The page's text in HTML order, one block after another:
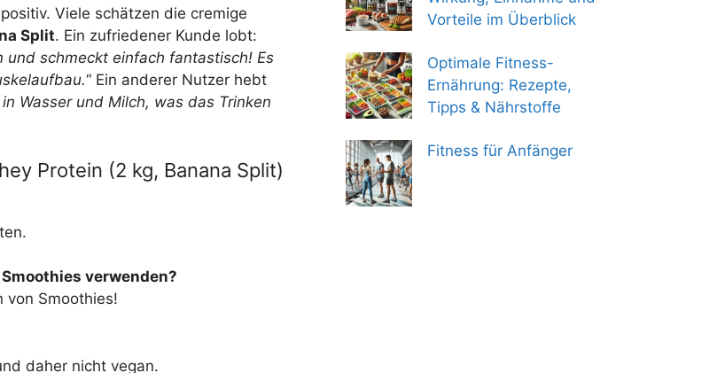
Viele schätzen die cremige
Split. Ein zufriedener Kunde lobt:
und schmeckt einfach fantastisch! Es
“ Ein anderer Nutzer hebt
Wasser und Milch, was das Trinken
Protein (2 kg, Banana Split)
verwenden?
von Smoothies!
daher nicht vegan.
Vorteile im Überblick
Optimale Fitness-
Ernährung: Rezepte,
Tipps & Nährstoffe
Fitness für Anfänger